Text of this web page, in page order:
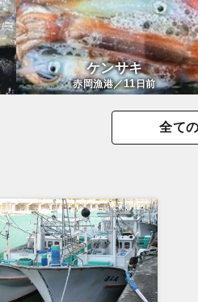
ケンサキ
赤岡漁港／11日前
全て